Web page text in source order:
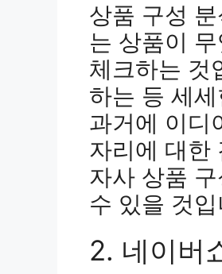
상품 구성
는 상품이
체크하는 것
하는 등 세
과거에 이디
자리에 대한
자사 상품
수 있을 것
2. 네이버